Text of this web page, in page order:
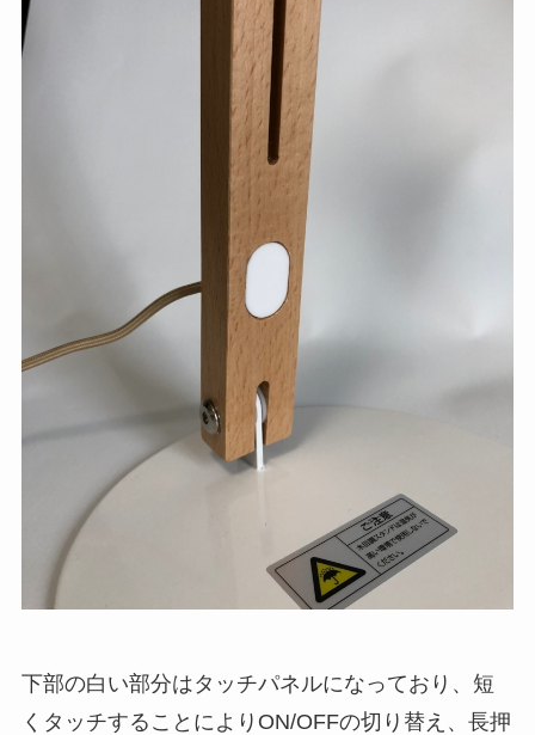
下部の白い部分はタッチパネルになっており、短
くタッチすることによりON/OFFの切り替え、長押